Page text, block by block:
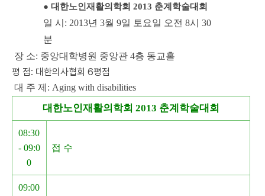
● 대한노인재활의학회 2013 춘계학술대회
일 시: 2013년 3월 9일 토요일 오전 8시 30
분
장 소: 중앙대학병원 중앙관 4층 동교홀
평 점: 대한의사협회 6평점
대 주 제: Aging with disabilities
대한노인재활의학회 2013 춘계학술대회
08:30
- 09:0
0
접 수
09:00